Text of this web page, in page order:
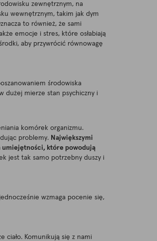
zewnętrznym, na
wewnętrznym, takim jak dym
to również, że sami
emocje i stres, które osłabiają
aby przywrócić równowagę
środowiska
dużej mierze stan psychiczny i
komórek organizmu.
problemy. Największymi
umiejętności, które powodują
jest tak samo potrzebny duszy i
wzmaga pocenie się,
ciało. Komunikują się z nami